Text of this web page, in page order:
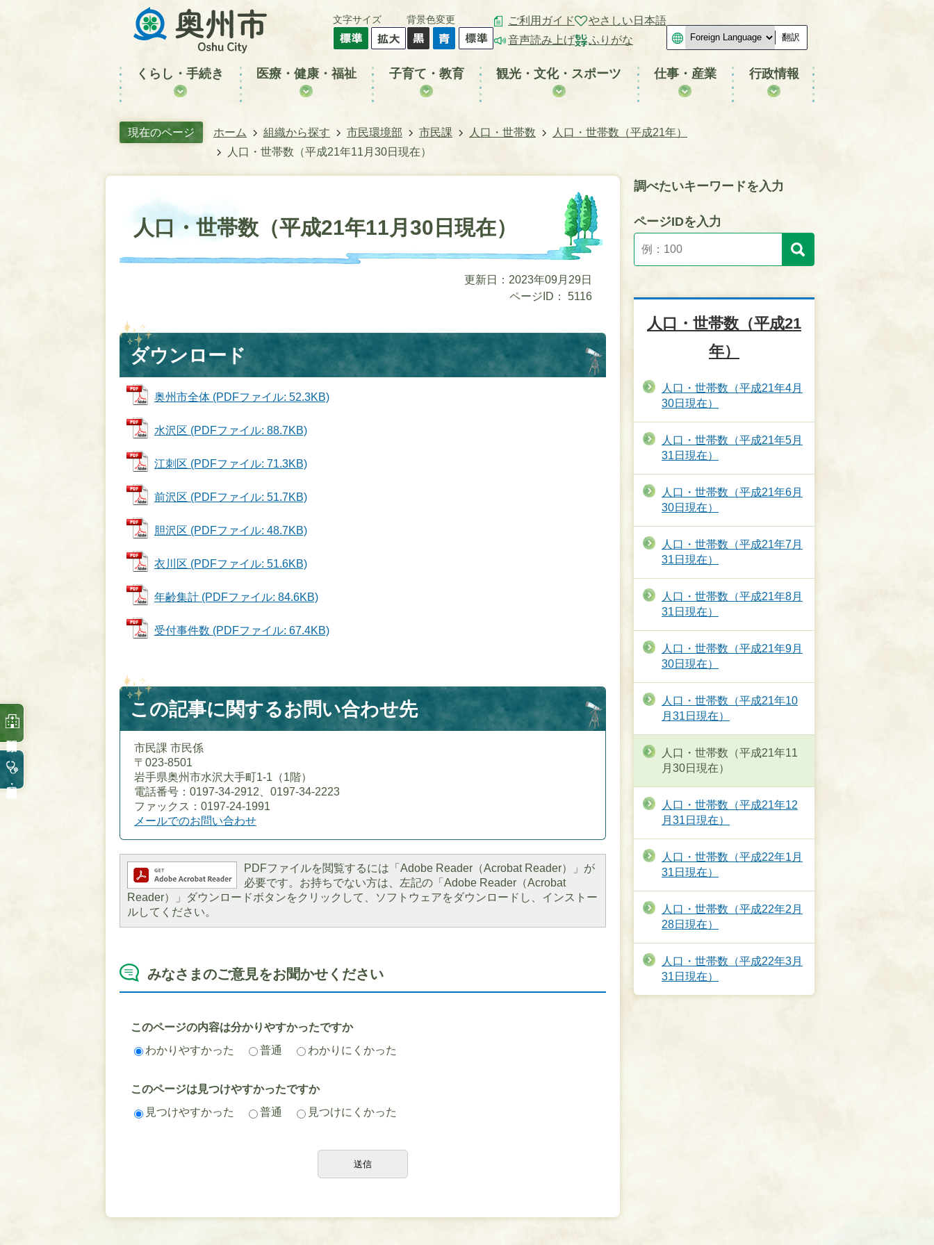
文字サイズ 背景色変更
ご利用ガイド
音声読み上げ
やさしい日本語
ふりがな
翻訳
くらし・手続き 医療・健康・福祉 子育て・教育 観光・文化・スポーツ 仕事・産業 行政情報
現在のページ ホーム 組織から探す 市民環境部 市民課 人口・世帯数
人口・世帯数（平成21年）
人口・世帯数（平成21年11月30日現在）
人口・世帯数（平成21年11月30日現在）
更新日：2023年09月29日
ページID：
5116
ダウンロード
奥州市全体 (PDFファイル: 52.3KB)
水沢区 (PDFファイル: 88.7KB)
江刺区 (PDFファイル: 71.3KB)
前沢区 (PDFファイル: 51.7KB)
胆沢区 (PDFファイル: 48.7KB)
衣川区 (PDFファイル: 51.6KB)
年齢集計 (PDFファイル: 84.6KB)
受付事件数 (PDFファイル: 67.4KB)
この記事に関するお問い合わせ先
市民課 市民係
〒023-8501
岩手県奥州市水沢大手町1-1（1階）
電話番号：0197-34-2912、0197-34-2223
ファックス：0197-24-1991
メールでのお問い合わせ
PDFファイルを閲覧するには「Adobe Reader（Acrobat Reader）」が
必要です。お持ちでない方は、左記の「Adobe Reader（Acrobat
Reader）」ダウンロードボタンをクリックして、ソフトウェアをダウンロードし、インストー
ルしてください。
みなさまのご意見をお聞かせください
このページの内容は分かりやすかったですか
わかりやすかった
普通 わかりにくかった
このページは見つけやすかったですか
見つけやすかった
普通 見つけにくかった
調べたいキーワードを入力
ページIDを入力
人口・世帯数（平成21
年）
人口・世帯数（平成21年4月
30日現在）
人口・世帯数（平成21年5月
31日現在）
人口・世帯数（平成21年6月
30日現在）
人口・世帯数（平成21年7月
31日現在）
人口・世帯数（平成21年8月
31日現在）
人口・世帯数（平成21年9月
30日現在）
人口・世帯数（平成21年10
月31日現在）
人口・世帯数（平成21年11
月30日現在）
人口・世帯数（平成21年12
月31日現在）
人口・世帯数（平成22年1月
31日現在）
人口・世帯数（平成22年2月
28日現在）
人口・世帯数（平成22年3月
31日現在）